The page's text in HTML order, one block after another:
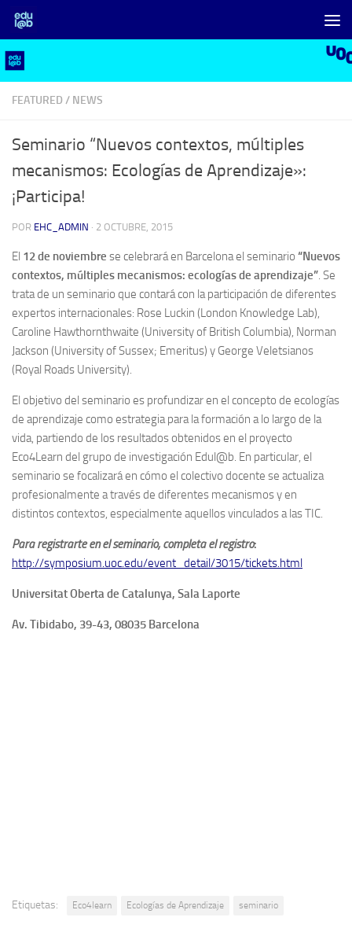
Saltar al contenido
FEATURED / NEWS
Seminario “Nuevos contextos, múltiples
mecanismos: Ecologías de Aprendizaje»:
¡Participa!
POR EHC_ADMIN · 2 OCTUBRE, 2015
El 12 de noviembre se celebrará en Barcelona el seminario “Nuevos
contextos, múltiples mecanismos: ecologías de aprendizaje”. Se
trata de un seminario que contará con la participación de diferentes
expertos internacionales: Rose Luckin (London Knowledge Lab),
Caroline Hawthornthwaite (University of British Columbia), Norman
Jackson (University of Sussex; Emeritus) y George Veletsianos
(Royal Roads University).
El objetivo del seminario es profundizar en el concepto de ecologías
de aprendizaje como estrategia para la formación a lo largo de la
vida, partiendo de los resultados obtenidos en el proyecto
Eco4Learn del grupo de investigación Edul@b. En particular, el
seminario se focalizará en cómo el colectivo docente se actualiza
profesionalmente a través de diferentes mecanismos y en
distintos contextos, especialmente aquellos vinculados a las TIC.
Para registrarte en el seminario, completa el registro:
http://symposium.uoc.edu/event_detail/3015/tickets.html
Universitat Oberta de Catalunya, Sala Laporte
Av. Tibidabo, 39-43, 08035 Barcelona
Etiquetas: Eco4learn Ecologías de Aprendizaje seminario